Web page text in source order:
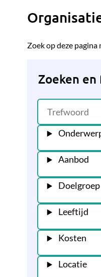
Zoek op deze
Zoeken
Aanbod
Doelgroep
Leeftijd
Kosten
Locatie